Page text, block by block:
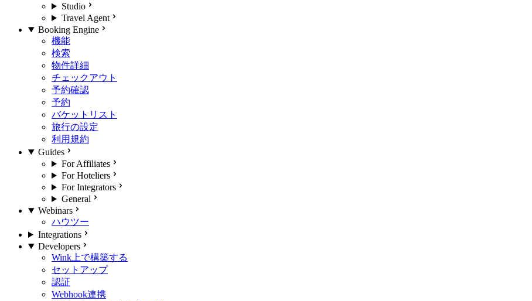
Studio
Travel Agent
Booking Engine
機能
検索
物件詳細
チェックアウト
予約確認
予約
バケットリスト
旅行の設定
利用規約
Guides
For Affiliates
For Hoteliers
For Integrators
General
Webinars
ハウツー
Integrations
Developers
Wink上で構築する
セットアップ
認証
Webhook連携